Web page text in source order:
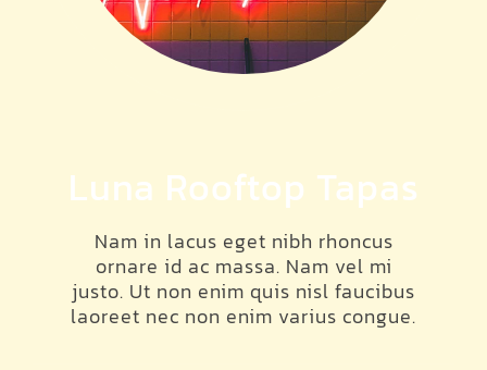
Luna Rooftop Tapas
Nam in lacus eget nibh rhoncus
ornare id ac massa. Nam vel mi
justo. Ut non enim quis nisl faucibus
laoreet nec non enim varius congue.